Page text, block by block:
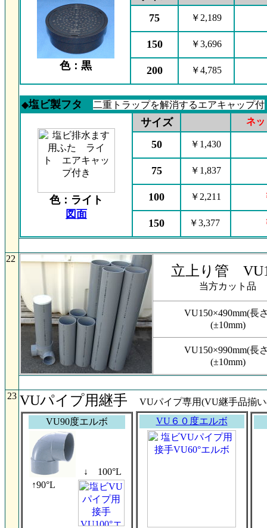
色：黒
75
￥2,189
150 ￥3,696
200 ￥4,785
◆塩ビ製フタ 二重トラップを解消するエアキャップ付
色：ライト
図面
サイズ ネ
50 ￥1,430
75 ￥1,837
100 ￥2,211
150 ￥3,377
22
立上り管
当方カット品
VU150×490mm(長
(±10mm)
VU150×990mm(長
(±10mm)
23 VUパイプ用継手 VUパイプ専用(VU継手品揃い
VU90度エルボ
↓ 100°L
↑90°L
VU６０度エルボ